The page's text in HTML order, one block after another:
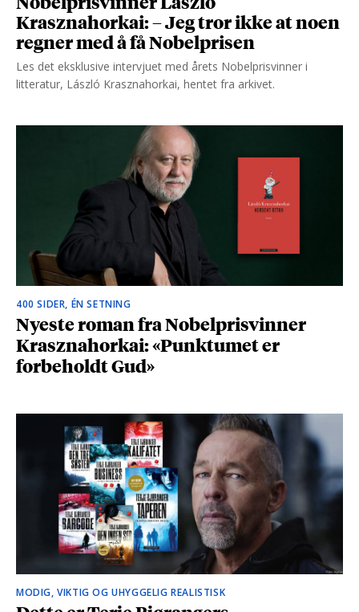
Krasznahorkai: – Jeg tror ikke at noen
regner med å få Nobelprisen
Les det eksklusive intervjuet med årets Nobelprisvinner i
litteratur, László Krasznahorkai, hentet fra arkivet.
400 SIDER, ÉN SETNING
Nyeste roman fra Nobelprisvinner
Krasznahorkai: «Punktumet er
forbeholdt Gud»
MODIG, VIKTIG OG UHYGGELIG REALISTISK